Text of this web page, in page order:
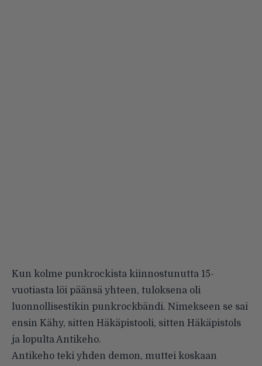
Kun kolme punkrockista kiinnostunutta 15-
vuotiasta löi päänsä yhteen, tuloksena oli
luonnollisestikin punkrockbändi. Nimekseen se sai
ensin Kähy, sitten Häkäpistooli, sitten Häkäpistols
ja lopulta Antikeho.
Antikeho teki yhden demon, muttei koskaan